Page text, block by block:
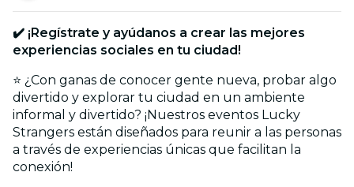
✔️ ¡Regístrate y ayúdanos a crear las mejores
experiencias sociales en tu ciudad!
⭐ ¿Con ganas de conocer gente nueva, probar algo
divertido y explorar tu ciudad en un ambiente
informal y divertido? ¡Nuestros eventos Lucky
Strangers están diseñados para reunir a las personas
a través de experiencias únicas que facilitan la
conexión!